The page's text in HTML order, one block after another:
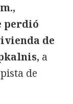
perdió
de
a
de